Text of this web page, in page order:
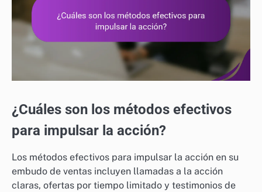
¿Cuáles son los métodos efectivos
para impulsar la acción?
Los métodos efectivos para impulsar la acción en su
embudo de ventas incluyen llamadas a la acción
claras, ofertas por tiempo limitado y testimonios de